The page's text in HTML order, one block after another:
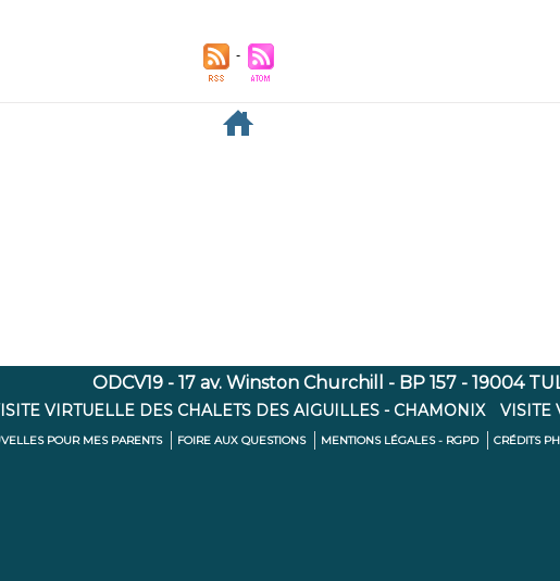
ODCV19 - 17 av. Winston Churchill - BP 157 - 19004
VIRTUELLE DES CHALETS DES AIGUILLES - CHAMONIX VISITE
POUR MES PARENTS FOIRE AUX QUESTIONS MENTIONS LÉGALES - RGPD CRÉDITS